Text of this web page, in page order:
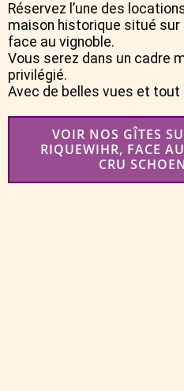
Réservez l’une des
maison historique situé sur
face au vignoble.
Vous serez dans un cadre
privilégié.
Avec de belles vues et tout
VOIR NOS GÎTES
RIQUEWIHR, FACE
CRU